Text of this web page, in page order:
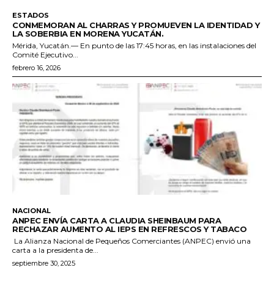
ESTADOS
CONMEMORAN AL CHARRAS Y PROMUEVEN LA IDENTIDAD Y
LA SOBERBIA EN MORENA YUCATÁN.
Mérida, Yucatán.— En punto de las 17:45 horas, en las instalaciones del
Comité Ejecutivo...
febrero 16, 2026
NACIONAL
ANPEC ENVÍA CARTA A CLAUDIA SHEINBAUM PARA
RECHAZAR AUMENTO AL IEPS EN REFRESCOS Y TABACO
La Alianza Nacional de Pequeños Comerciantes (ANPEC) envió una
carta a la presidenta de...
septiembre 30, 2025